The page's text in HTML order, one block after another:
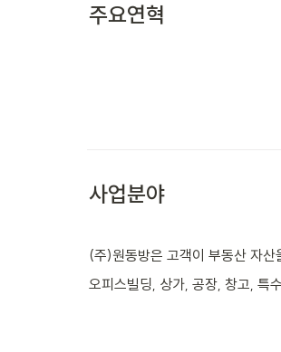
주요연혁
사업분야
(주)원동방은 고객이 부동산 자
오피스빌딩, 상가, 공장, 창고, 특